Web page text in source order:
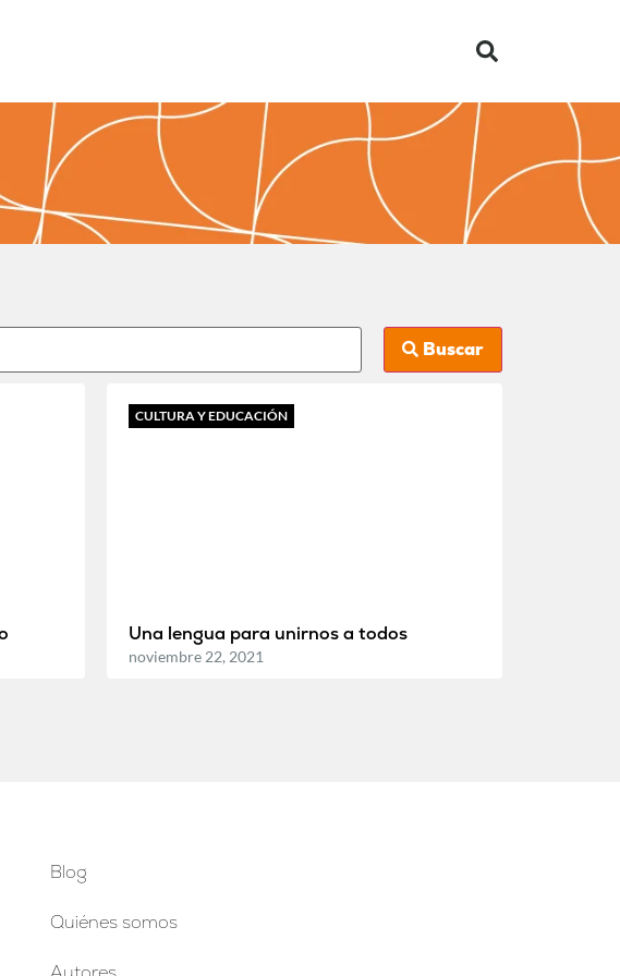
Buscar
CULTURA Y EDUCACIÓN
Una lengua para unirnos a todos
noviembre 22, 2021
Blog
Quiénes somos